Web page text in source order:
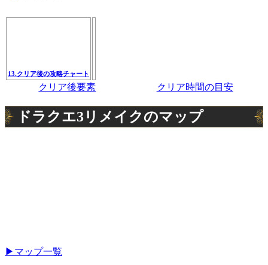
13.クリア後の攻略チャート
クリア後要素 クリア時間の目安
ドラクエ3リメイクのマップ
▶マップ一覧